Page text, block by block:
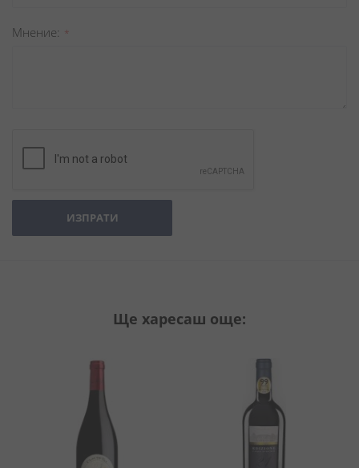
Мнение
ИЗПРАТИ
Ще харесаш още: